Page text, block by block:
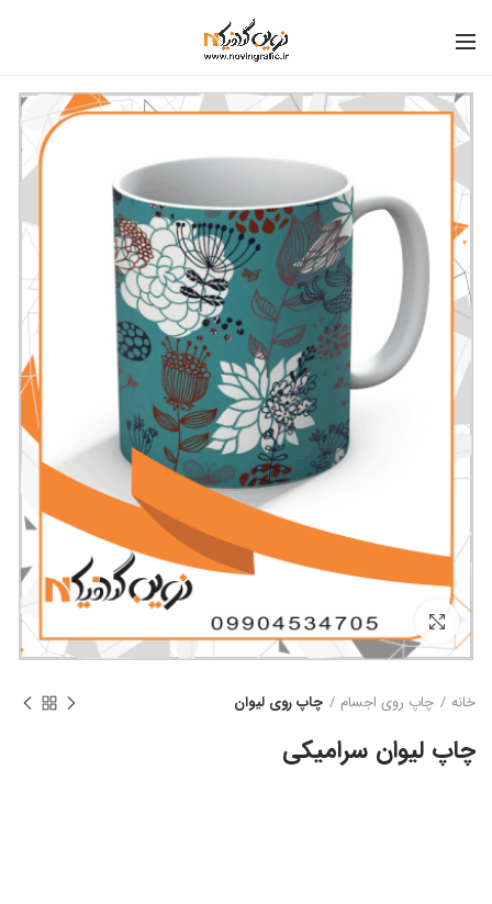
بزرگنمایی تصویر
خانه چاپ روی اجسام چاپ روی لیوان
چاپ لیوان سرامیکی